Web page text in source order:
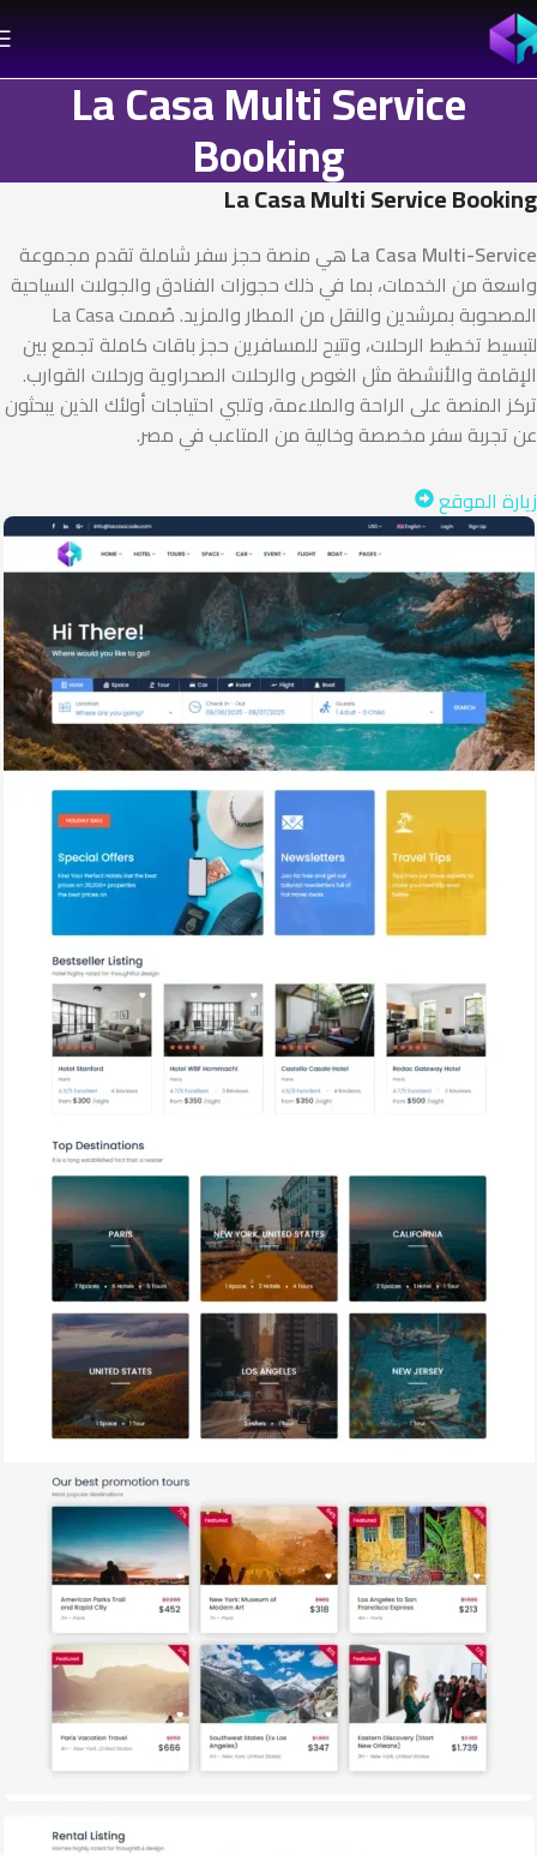
La Casa Multi Service
Booking
La Casa Multi Service Booking
La Casa Multi-Service هي منصة حجز سفر شاملة تقدم مجموعة
واسعة من الخدمات، بما في ذلك حجوزات الفنادق والجولات السياحية
المصحوبة بمرشدين والنقل من المطار والمزيد. صُممت La Casa
لتبسيط تخطيط الرحلات، وتتيح للمسافرين حجز باقات كاملة تجمع بين
الإقامة والأنشطة مثل الغوص والرحلات الصحراوية ورحلات القوارب.
تركز المنصة على الراحة والملاءمة، وتلبي احتياجات أولئك الذين يبحثون
عن تجربة سفر مخصصة وخالية من المتاعب في مصر.
زيارة الموقع